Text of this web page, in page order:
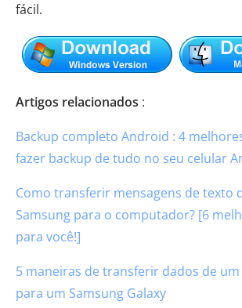
fácil.
Artigos relacionados :
Backup completo Android : 4
fazer backup de tudo no seu celular
Como transferir mensagens de texto
Samsung para o computador? [6
para você!]
5 maneiras de transferir dados de
para um Samsung Galaxy